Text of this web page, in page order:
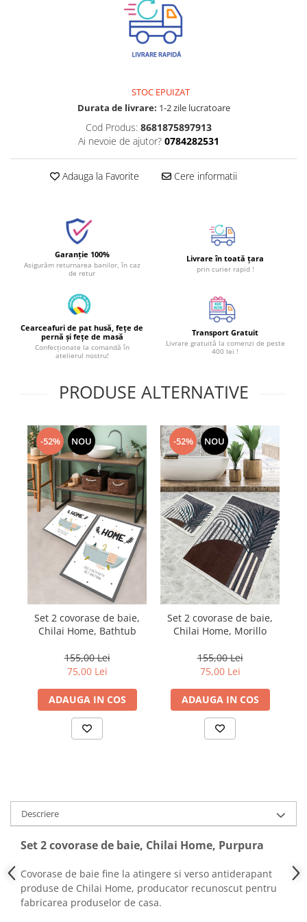
STOC EPUIZAT
Durata de livrare: 1-2 zile lucratoare
Cod Produs: 8681875897913
Ai nevoie de ajutor? 0784282531
Adauga la Favorite Cere informatii
Garanție 100%
Asigurăm returnarea banilor, în caz
de retur
Livrare în toată țara
prin curier rapid !
Cearceafuri de pat husă, fețe de
pernă și fețe de masă
Confecționate la comandă în
atelierul nostru!
Transport Gratuit
Livrare gratuită la comenzi de peste
400 lei !
PRODUSE ALTERNATIVE
-52% NOU
Set 2 covorase de baie,
Chilai Home, Bathtub
155,00 Lei
75,00 Lei
ADAUGA IN COS
-52% NOU
Set 2 covorase de baie,
Chilai Home, Morillo
155,00 Lei
75,00 Lei
ADAUGA IN COS
Descriere
Set 2 covorase de baie, Chilai Home, Purpura
Covorase de baie fine la atingere si verso antiderapant
produse de Chilai Home, producator recunoscut pentru
fabricarea produselor de casa.